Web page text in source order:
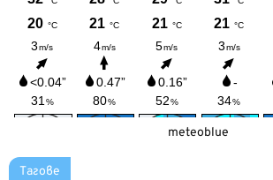
meteoblue
Тагове